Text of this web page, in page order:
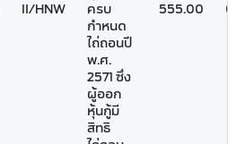
II/HNW
ครบ
กำหนด
ไถ่ถอนปี
พ.ศ.
2571 ซึ่ง
ผู้ออก
หุ้นกู้มี
สิทธิ
555.00